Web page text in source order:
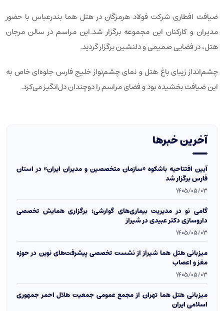
ضیافت افطاری شرکت فولاد هرمزگان در هتل هما بندرعباس با حضور
مدیران و کارکنان این مجموعه برگزار شد.این مراسم در سالن مرجان
هتل، در فضایی صمیمی و دلنشین برگزار گردید.
چشم‌انداز زیبای باغ هتل و نمای چشم‌نواز خلیج فارس جلوه‌ای خاص به
این ضیافت بخشیده بود و فضای مراسم را دوچندان دل‌انگیز می‌کرد.
آخرین خبرها
آیین افتتاحیه باشکوه «سازمان متخصصین و مدیران ایران» در استان
فارس برگزار شد
1405/05/03
گامی نو در مدیریت بیماری‌های گوارشی؛ برگزاری همایش تخصصی
داروسازی دکتر عبیدی در شیراز
1405/05/03
میزبانی هتل هما شیراز از نشست تخصصی پیشرفت‌های نوین در حوزه
مغز و اعصاب
1405/05/03
میزبانی هتل هما تهران از مجمع عمومی جمعیت هلال احمر جمهوری
اسلامی ایران